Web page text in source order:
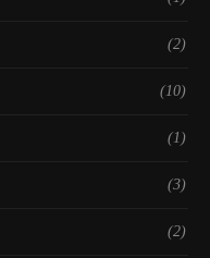
(2)
(10)
(1)
(3)
(2)